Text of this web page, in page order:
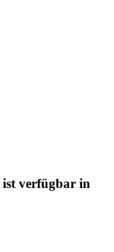
ist verfügbar in